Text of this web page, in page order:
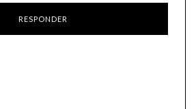
RESPONDER